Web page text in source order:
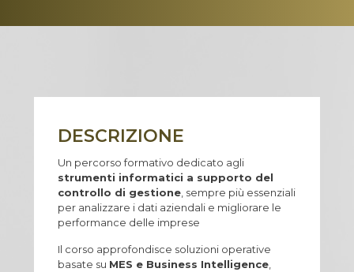
DESCRIZIONE
Un percorso formativo dedicato agli
strumenti informatici a supporto del
controllo di gestione , sempre più essenziali
per analizzare i dati aziendali e migliorare le
performance delle imprese
Il corso approfondisce soluzioni operative
basate su MES e Business Intelligence